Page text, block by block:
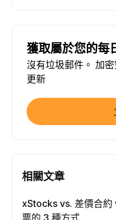
獲取屬於您的每
沒有垃圾郵件。 加
更新
相關文章
xStocks vs. 差價合約